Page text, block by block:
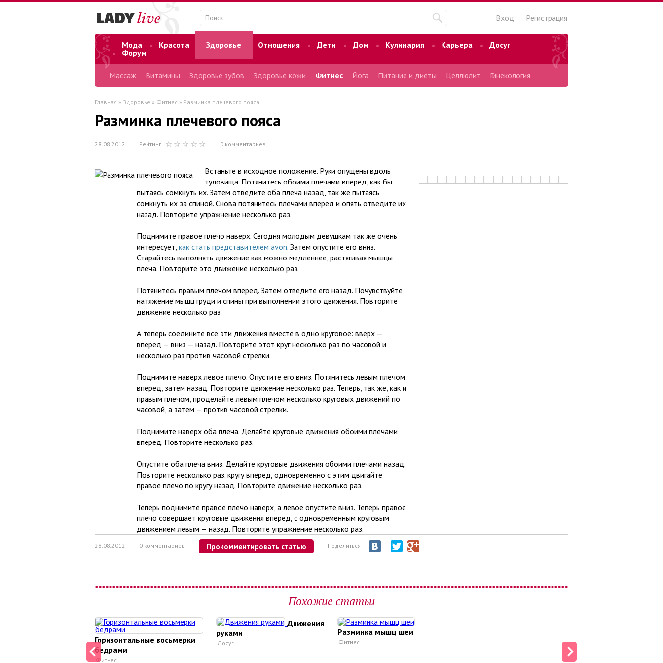
Вход Регистрация
Мода Красота Здоровье Отношения Дети Дом Кулинария Карьера
Досуг
Форум
Массаж Витамины Здоровье зубов Здоровье кожи Фитнес Йога Питание и диеты Целлюлит Гинекология
Главная » Здоровье » Фитнес » Разминка плечевого пояса
Разминка плечевого пояса
28.08.2012 Рейтинг 0 комментариев
Встаньте в исходное положение. Руки опущены вдоль
туловища. Потянитесь обоими плечами вперед, как бы
пытаясь сомкнуть их. Затем отведите оба плеча назад, так же пытаясь
сомкнуть их за спиной. Снова потянитесь плечами вперед и опять отведите их
назад. Повторите упражнение несколько раз.
Поднимите правое плечо наверх. Сегодня молодым девушкам так же очень
интересует, как стать представителем avon. Затем опустите его вниз.
Старайтесь выполнять движение как можно медленнее, растягивая мышцы
плеча. Повторите это движение несколько раз.
Потянитесь правым плечом вперед. Затем отведите его назад. Почувствуйте
натяжение мышц груди и спины при выполнении этого движения. Повторите
движение несколько раз.
А теперь соедините все эти движения вместе в одно круговое: вверх —
вперед — вниз — назад. Повторите этот круг несколько раз по часовой и
несколько раз против часовой стрелки.
Поднимите наверх левое плечо. Опустите его вниз. Потянитесь левым плечом
вперед, затем назад. Повторите движение несколько раз. Теперь, так же, как и
правым плечом, проделайте левым плечом несколько круговых движений по
часовой, а затем — против часовой стрелки.
Поднимите наверх оба плеча. Делайте круговые движения обоими плечами
вперед. Повторите несколько раз.
Опустите оба плеча вниз. Делайте круговые движения обоими плечами назад.
Повторите несколько раз. кругу вперед, одновременно с этим двигайте
правое плечо по кругу назад. Повторите движение несколько раз.
Теперь поднимите правое плечо наверх, а левое опустите вниз. Теперь правое
плечо совершает круговые движения вперед, с одновременным круговым
движением левым — назад. Повторите упражнение несколько раз.
28.08.2012 0 комментариев Прокомментировать статью Поделиться
Похожие статьи
Горизонтальные восьмерки
бедрами
Фитнес
Движения
руками
Досуг
Разминка мышц шеи
Фитнес